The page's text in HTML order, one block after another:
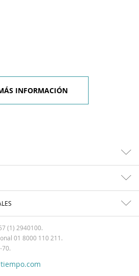
INFORMACIÓN
(1) 2940100.
01 8000 110 211.
70.